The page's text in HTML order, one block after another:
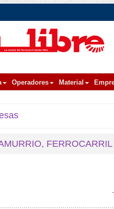
Operadores Material